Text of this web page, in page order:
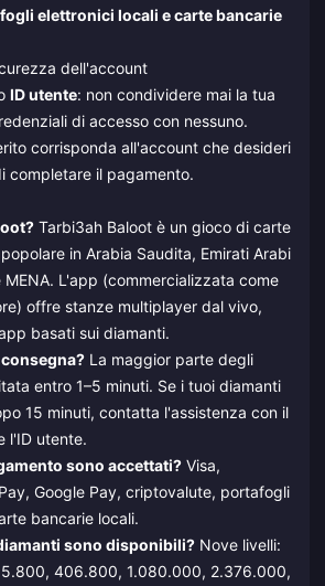
elettronici locali e carte bancarie
dell'account
ID utente: non condividere mai la tua
di accesso con nessuno.
corrisponda all'account che desideri
completare il pagamento.
Tarbi3ah Baloot è un gioco di carte
in Arabia Saudita, Emirati Arabi
MENA. L'app (commercializzata come
offre stanze multiplayer dal vivo,
basati sui diamanti.
La maggior parte degli
entro 1–5 minuti. Se i tuoi diamanti
15 minuti, contatta l'assistenza con il
l'ID utente.
sono accettati? Visa,
Google Pay, criptovalute, portafogli
bancarie locali.
sono disponibili? Nove livelli:
406.800, 1.080.000, 2.376.000,